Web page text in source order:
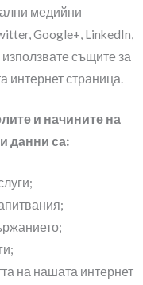
медийни
Google+, LinkedIn,
същите за
интернет страница.
и начините на
данни са:
на нашата интернет